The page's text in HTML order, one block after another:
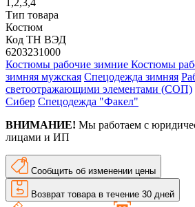
Тип товара
Костюм
Код ТН ВЭД
6203231000
Костюмы рабочие зимние Костюмы
зимняя мужская Спецодежда зимняя
светоотражающими элементами (СОП)
Сибер Спецодежда "Факел"
ВНИМАНИЕ! Мы работаем с
лицами и ИП
Сообщить об изменении цены
Возврат товара в течение 30 дней